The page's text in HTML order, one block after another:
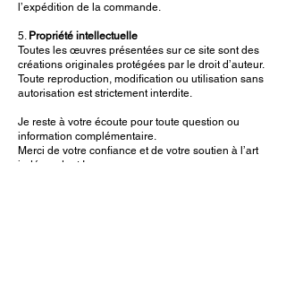
l’expédition de la commande.
5. Propriété intellectuelle
Toutes les œuvres présentées sur ce site sont des
créations originales protégées par le droit d’auteur.
Toute reproduction, modification ou utilisation sans
autorisation est strictement interdite.
Je reste à votre écoute pour toute question ou
information complémentaire.
Merci de votre confiance et de votre soutien à l’art
indépendant !